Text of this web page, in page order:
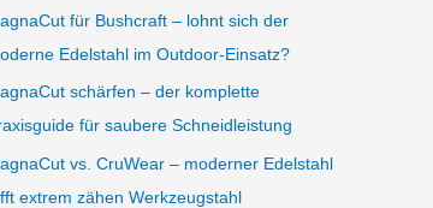
für Bushcraft – lohnt sich der
Edelstahl im Outdoor-Einsatz?
schärfen – der komplette
für saubere Schneidleistung
vs. CruWear – moderner Edelstahl
extrem zähen Werkzeugstahl